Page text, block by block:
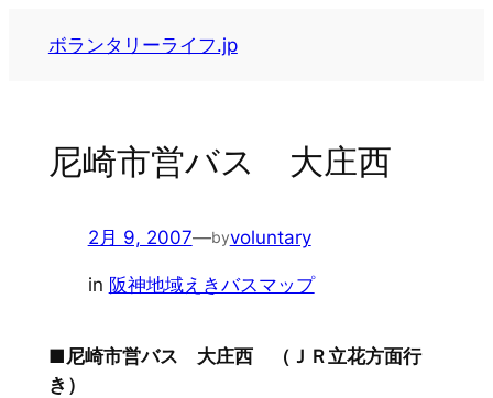
ボランタリーライフ.jp
尼崎市営バス 大庄西
2月 9, 2007—byvoluntary
in 阪神地域えきバスマップ
■尼崎市営バス 大庄西 （ＪＲ立花方面行
き）